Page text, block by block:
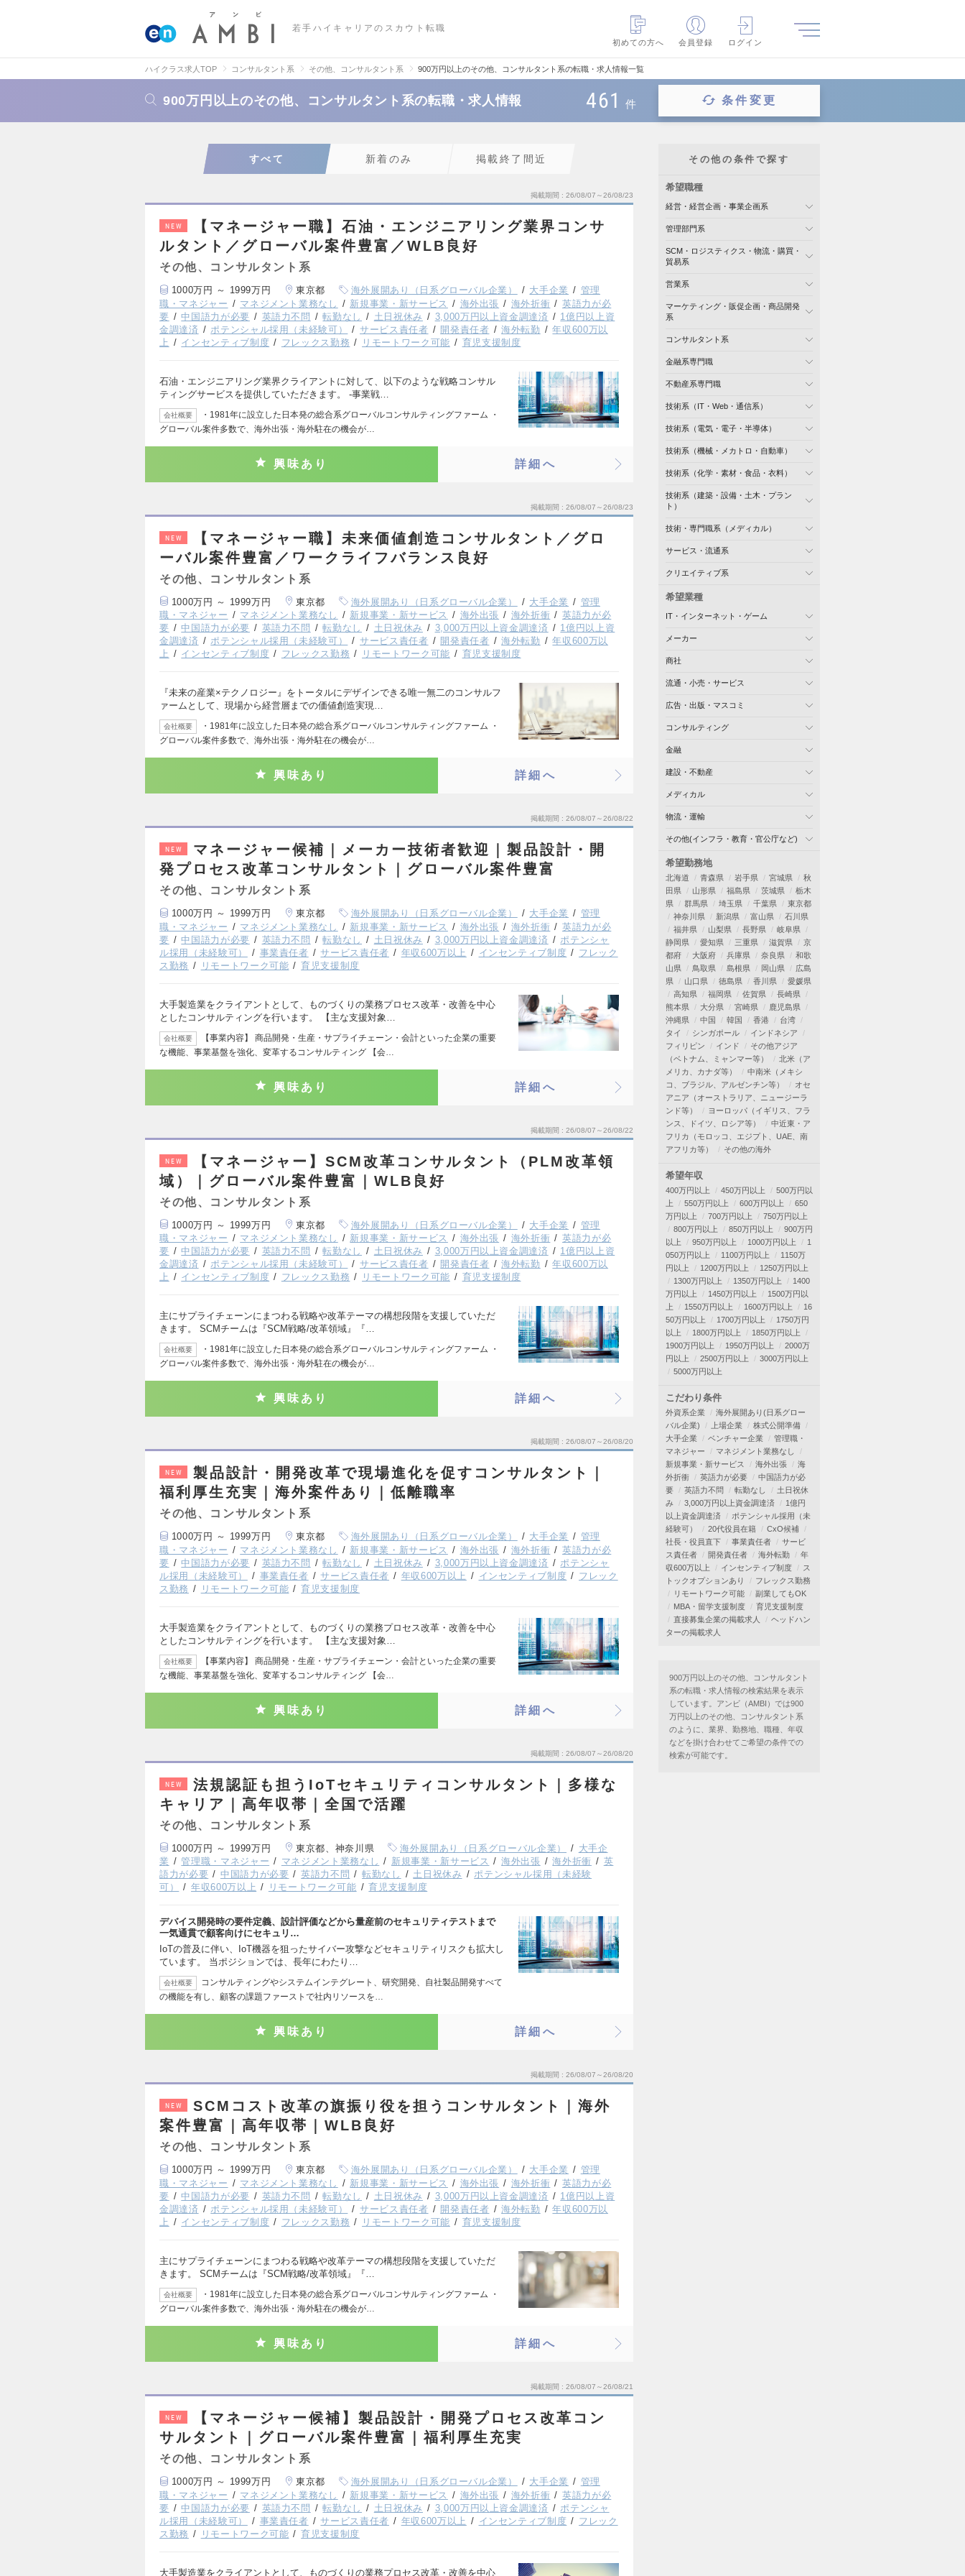
若手ハイキャリアのスカウト転職
初めての方へ
会員登録 ログイン
ハイクラス求人TOP コンサルタント系 その他、コンサルタント系 900万円以上のその他、コンサルタント系の転職・求人情報一覧
900万円以上のその他、コンサルタント系の転職・求人情報 461 件 条件変更
すべて 新着のみ 掲載終了間近
掲載期間 26/08/07～26/08/23
NEW
【マネージャー職】石油・エンジニアリング業界コンサ
ルタント／グローバル案件豊富／WLB良好
その他、コンサルタント系
1000万円 ～ 1999万円 東京都 海外展開あり（日系グローバル企業） 大手企業
管理
職・マネジャー
マネジメント業務なし 新規事業・新サービス 海外出張 海外折衝
英語力が必
要
中国語力が必要 英語力不問 転勤なし 土日祝休み 3,000万円以上資金調達済
1億円以上資
金調達済
ポテンシャル採用（未経験可） サービス責任者 開発責任者 海外転勤
年収600万以
上
インセンティブ制度 フレックス勤務 リモートワーク可能 育児支援制度
石油・エンジニアリング業界クライアントに対して、以下のような戦略コンサル
ティングサービスを提供していただきます。 ‐事業戦…
会社概要
・1981年に設立した日本発の総合系グローバルコンサルティングファーム ・
グローバル案件多数で、海外出張・海外駐在の機会が…
興味あり 詳細へ
掲載期間 26/08/07～26/08/23
NEW
【マネージャー職】未来価値創造コンサルタント／グロ
ーバル案件豊富／ワークライフバランス良好
その他、コンサルタント系
1000万円 ～ 1999万円 東京都 海外展開あり（日系グローバル企業） 大手企業
管理
職・マネジャー
マネジメント業務なし 新規事業・新サービス 海外出張 海外折衝
英語力が必
要
中国語力が必要 英語力不問 転勤なし 土日祝休み 3,000万円以上資金調達済
1億円以上資
金調達済
ポテンシャル採用（未経験可） サービス責任者 開発責任者 海外転勤
年収600万以
上
インセンティブ制度 フレックス勤務 リモートワーク可能 育児支援制度
『未来の産業×テクノロジー』をトータルにデザインできる唯一無二のコンサルフ
ァームとして、現場から経営層までの価値創造実現…
会社概要
・1981年に設立した日本発の総合系グローバルコンサルティングファーム ・
グローバル案件多数で、海外出張・海外駐在の機会が…
興味あり 詳細へ
掲載期間 26/08/07～26/08/22
NEW
マネージャー候補｜メーカー技術者歓迎｜製品設計・開
発プロセス改革コンサルタント｜グローバル案件豊富
その他、コンサルタント系
1000万円 ～ 1999万円 東京都 海外展開あり（日系グローバル企業） 大手企業
管理
職・マネジャー
マネジメント業務なし 新規事業・新サービス 海外出張 海外折衝
英語力が必
要
中国語力が必要 英語力不問 転勤なし 土日祝休み 3,000万円以上資金調達済
ポテンシャ
ル採用（未経験可）
事業責任者 サービス責任者 年収600万以上 インセンティブ制度
フレック
ス勤務
リモートワーク可能 育児支援制度
大手製造業をクライアントとして、ものづくりの業務プロセス改革・改善を中心
としたコンサルティングを行います。 【主な支援対象…
会社概要
【事業内容】 商品開発・生産・サプライチェーン・会計といった企業の重要
な機能、事業基盤を強化、変革するコンサルティング 【会…
興味あり 詳細へ
掲載期間 26/08/07～26/08/22
NEW
【マネージャー】SCM改革コンサルタント（PLM改革領
域）｜グローバル案件豊富｜WLB良好
その他、コンサルタント系
1000万円 ～ 1999万円 東京都 海外展開あり（日系グローバル企業） 大手企業
管理
職・マネジャー
マネジメント業務なし 新規事業・新サービス 海外出張 海外折衝
英語力が必
要
中国語力が必要 英語力不問 転勤なし 土日祝休み 3,000万円以上資金調達済
1億円以上資
金調達済
ポテンシャル採用（未経験可） サービス責任者 開発責任者 海外転勤
年収600万以
上
インセンティブ制度 フレックス勤務 リモートワーク可能 育児支援制度
主にサプライチェーンにまつわる戦略や改革テーマの構想段階を支援していただ
きます。 SCMチームは『SCM戦略/改革領域』『…
会社概要
・1981年に設立した日本発の総合系グローバルコンサルティングファーム ・
グローバル案件多数で、海外出張・海外駐在の機会が…
興味あり 詳細へ
掲載期間 26/08/07～26/08/20
NEW
製品設計・開発改革で現場進化を促すコンサルタント｜
福利厚生充実｜海外案件あり｜低離職率
その他、コンサルタント系
1000万円 ～ 1999万円 東京都 海外展開あり（日系グローバル企業） 大手企業
管理
職・マネジャー
マネジメント業務なし 新規事業・新サービス 海外出張 海外折衝
英語力が必
要
中国語力が必要 英語力不問 転勤なし 土日祝休み 3,000万円以上資金調達済
ポテンシャ
ル採用（未経験可）
事業責任者 サービス責任者 年収600万以上 インセンティブ制度
フレック
ス勤務
リモートワーク可能 育児支援制度
大手製造業をクライアントとして、ものづくりの業務プロセス改革・改善を中心
としたコンサルティングを行います。 【主な支援対象…
会社概要
【事業内容】 商品開発・生産・サプライチェーン・会計といった企業の重要
な機能、事業基盤を強化、変革するコンサルティング 【会…
興味あり 詳細へ
掲載期間 26/08/07～26/08/20
NEW
法規認証も担うIoTセキュリティコンサルタント｜多様な
キャリア｜高年収帯｜全国で活躍
その他、コンサルタント系
1000万円 ～ 1999万円 東京都、神奈川県 海外展開あり（日系グローバル企業）
大手企
業
管理職・マネジャー マネジメント業務なし 新規事業・新サービス 海外出張 海外折衝
英
語力が必要
中国語力が必要 英語力不問 転勤なし 土日祝休み
ポテンシャル採用（未経験
可）
年収600万以上 リモートワーク可能 育児支援制度
デバイス開発時の要件定義、設計評価などから量産前のセキュリティテストまで
一気通貫で顧客向けにセキュリ…
IoTの普及に伴い、IoT機器を狙ったサイバー攻撃などセキュリティリスクも拡大し
ています。 当ポジションでは、長年にわたり…
会社概要
コンサルティングやシステムインテグレート、研究開発、自社製品開発すべて
の機能を有し、顧客の課題ファーストで社内リソースを…
興味あり 詳細へ
掲載期間 26/08/07～26/08/20
NEW
SCMコスト改革の旗振り役を担うコンサルタント｜海外
案件豊富｜高年収帯｜WLB良好
その他、コンサルタント系
1000万円 ～ 1999万円 東京都 海外展開あり（日系グローバル企業） 大手企業
管理
職・マネジャー
マネジメント業務なし 新規事業・新サービス 海外出張 海外折衝
英語力が必
要
中国語力が必要 英語力不問 転勤なし 土日祝休み 3,000万円以上資金調達済
1億円以上資
金調達済
ポテンシャル採用（未経験可） サービス責任者 開発責任者 海外転勤
年収600万以
上
インセンティブ制度 フレックス勤務 リモートワーク可能 育児支援制度
主にサプライチェーンにまつわる戦略や改革テーマの構想段階を支援していただ
きます。 SCMチームは『SCM戦略/改革領域』『…
会社概要
・1981年に設立した日本発の総合系グローバルコンサルティングファーム ・
グローバル案件多数で、海外出張・海外駐在の機会が…
興味あり 詳細へ
掲載期間 26/08/07～26/08/21
NEW
【マネージャー候補】製品設計・開発プロセス改革コン
サルタント｜グローバル案件豊富｜福利厚生充実
その他、コンサルタント系
1000万円 ～ 1999万円 東京都 海外展開あり（日系グローバル企業） 大手企業
管理
職・マネジャー
マネジメント業務なし 新規事業・新サービス 海外出張 海外折衝
英語力が必
要
中国語力が必要 英語力不問 転勤なし 土日祝休み 3,000万円以上資金調達済
ポテンシャ
ル採用（未経験可）
事業責任者 サービス責任者 年収600万以上 インセンティブ制度
フレック
ス勤務
リモートワーク可能 育児支援制度
大手製造業をクライアントとして、ものづくりの業務プロセス改革・改善を中心
その他の条件で探す
希望職種
経営・経営企画・事業企画系
管理部門系
SCM・ロジスティクス・物流・購買・
貿易系
営業系
マーケティング・販促企画・商品開発
系
コンサルタント系
金融系専門職
不動産系専門職
技術系（IT・Web・通信系）
技術系（電気・電子・半導体）
技術系（機械・メカトロ・自動車）
技術系（化学・素材・食品・衣料）
技術系（建築・設備・土木・プラン
ト）
技術・専門職系（メディカル）
サービス・流通系
クリエイティブ系
希望業種
IT・インターネット・ゲーム
メーカー
商社
流通・小売・サービス
広告・出版・マスコミ
コンサルティング
金融
建設・不動産
メディカル
物流・運輸
その他(インフラ・教育・官公庁など)
希望勤務地
北海道 青森県 岩手県 宮城県
秋
田県
山形県 福島県 茨城県
栃木
県
群馬県 埼玉県 千葉県
東京都
神奈川県
新潟県 富山県
石川県
福井県
山梨県 長野県
岐阜県
静岡県
愛知県 三重県 滋賀県
京
都府
大阪府 兵庫県 奈良県
和歌
山県
鳥取県 島根県 岡山県
広島
県
山口県 徳島県 香川県
愛媛県
高知県
福岡県 佐賀県
長崎県
熊本県
大分県 宮崎県
鹿児島県
沖縄県
中国 韓国 香港
台湾
タイ
シンガポール
インドネシア
フィリピン
インド
その他アジア
（ベトナム、ミャンマー等）
北米（ア
メリカ、カナダ等）
中南米（メキシ
コ、ブラジル、アルゼンチン等）
オセ
アニア（オーストラリア、ニュージーラ
ンド等）
ヨーロッパ（イギリス、フラ
ンス、ドイツ、ロシア等）
中近東・ア
フリカ（モロッコ、エジプト、UAE、南
アフリカ等）
その他の海外
希望年収
400万円以上 450万円以上
500万円以
上
550万円以上 600万円以上
650
万円以上
700万円以上
750万円以上
800万円以上
850万円以上
900万円
以上
950万円以上 1000万円以上
1
050万円以上
1100万円以上
1150万
円以上
1200万円以上
1250万円以上
1300万円以上
1350万円以上
1400
万円以上
1450万円以上
1500万円以
上
1550万円以上 1600万円以上
16
50万円以上
1700万円以上
1750万円
以上
1800万円以上
1850万円以上
1900万円以上
1950万円以上
2000万
円以上
2500万円以上
3000万円以上
5000万円以上
こだわり条件
外資系企業
海外展開あり(日系グロー
バル企業)
上場企業
株式公開準備
大手企業
ベンチャー企業
管理職・
マネジャー
マネジメント業務なし
新規事業・新サービス
海外出張
海
外折衝
英語力が必要
中国語力が必
要
英語力不問 転勤なし
土日祝休
み
3,000万円以上資金調達済
1億円
以上資金調達済
ポテンシャル採用（未
経験可）
20代役員在籍
CxO候補
社長・役員直下
事業責任者
サービ
ス責任者
開発責任者 海外転勤
年
収600万以上
インセンティブ制度
ス
トックオプションあり
フレックス勤務
リモートワーク可能
副業してもOK
MBA・留学支援制度
育児支援制度
直接募集企業の掲載求人
ヘッドハン
ターの掲載求人
900万円以上のその他、コンサルタント
系の転職・求人情報の検索結果を表示
しています。アンビ（AMBI）では900
万円以上のその他、コンサルタント系
のように、業界、勤務地、職種、年収
などを掛け合わせてご希望の条件での
検索が可能です。